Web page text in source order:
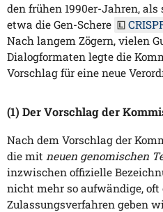
den frühen 1990er-Jahren,
etwa die Gen-Schere
Nach langem Zögern, vielen
Dialogformaten legte die
Vorschlag für eine neue
(1) Der Vorschlag der
Nach dem Vorschlag der
die mit neuen genomischen
inzwischen offizielle
nicht mehr so aufwändige, oft
Zulassungsverfahren geben